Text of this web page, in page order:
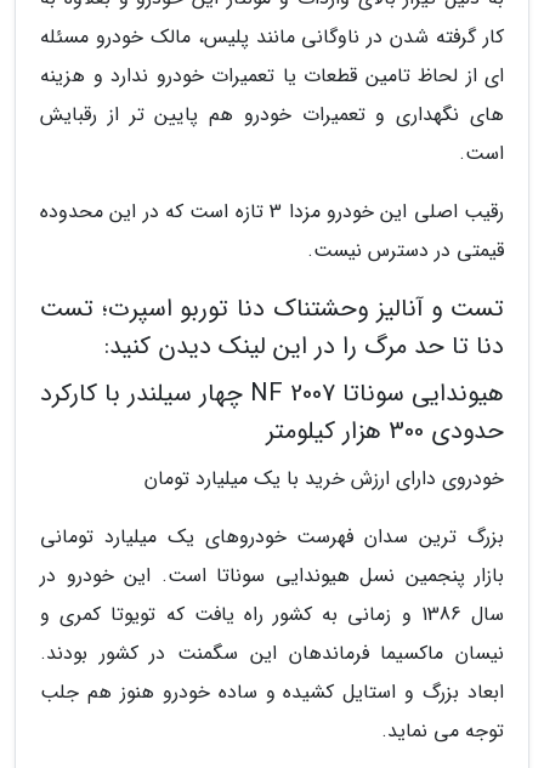
کار گرفته شدن در ناوگانی مانند پلیس، مالک خودرو مسئله
ای از لحاظ تامین قطعات یا تعمیرات خودرو ندارد و هزینه
های نگهداری و تعمیرات خودرو هم پایین تر از رقبایش
است.
رقیب اصلی این خودرو مزدا 3 تازه است که در این محدوده
قیمتی در دسترس نیست.
تست و آنالیز وحشتناک دنا توربو اسپرت؛ تست
دنا تا حد مرگ را در این لینک دیدن کنید:
هیوندایی سوناتا NF 2007 چهار سیلندر با کارکرد
حدودی 300 هزار کیلومتر
خودروی دارای ارزش خرید با یک میلیارد تومان
بزرگ ترین سدان فهرست خودروهای یک میلیارد تومانی
بازار پنجمین نسل هیوندایی سوناتا است. این خودرو در
سال 1386 و زمانی به کشور راه یافت که تویوتا کمری و
نیسان ماکسیما فرماندهان این سگمنت در کشور بودند.
ابعاد بزرگ و استایل کشیده و ساده خودرو هنوز هم جلب
توجه می نماید.